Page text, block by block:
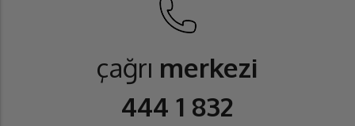
çağrı merkezi
444 1 832